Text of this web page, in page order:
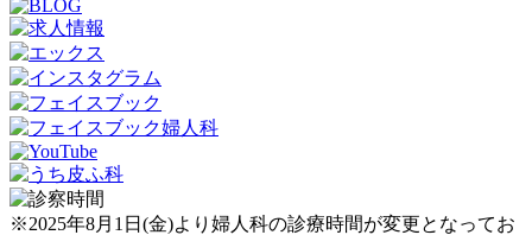
※2025年8月1日(金)より婦人科の診療時間が変更となってお